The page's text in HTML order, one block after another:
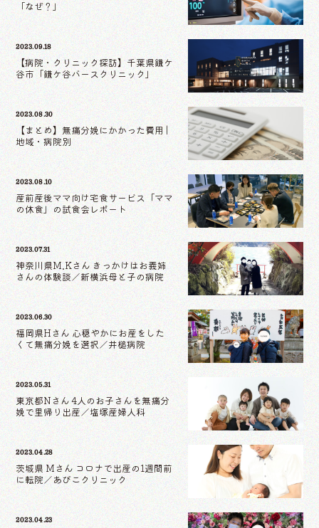
「なぜ？」
2023.09.18
【病院・クリニック探訪】千葉県鎌ケ
谷市「鎌ケ谷バースクリニック」
2023.08.30
【まとめ】無痛分娩にかかった費用 |
地域・病院別
2023.08.10
産前産後ママ向け宅食サービス「ママ
の休食」の試食会レポート
2023.07.31
神奈川県M.Kさん きっかけはお義姉
さんの体験談／新横浜母と子の病院
2023.06.30
福岡県Hさん 心穏やかにお産をした
くて無痛分娩を選択／井槌病院
2023.05.31
東京都Nさん 4人のお子さんを無痛分
娩で里帰り出産／塩塚産婦人科
2023.04.28
茨城県 Mさん コロナで出産の1週間前
に転院／あびこクリニック
2023.04.23